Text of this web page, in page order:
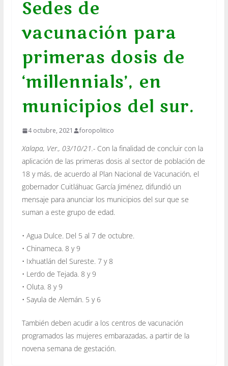
Sedes de
vacunación para
primeras dosis de
‘millennials’, en
municipios del sur.
4 octubre, 2021 foropolitico
Xalapa, Ver., 03/10/21.-Con la finalidad de concluir con la
aplicación de las primeras dosis al sector de población de
18 y más, de acuerdo al Plan Nacional de Vacunación, el
gobernador Cuitláhuac García Jiménez, difundió un
mensaje para anunciar los municipios del sur que se
suman a este grupo de edad.
• Agua Dulce. Del 5 al 7 de octubre.
• Chinameca. 8 y 9
• Ixhuatlán del Sureste. 7 y 8
• Lerdo de Tejada. 8 y 9
• Oluta. 8 y 9
• Sayula de Alemán. 5 y 6
También deben acudir a los centros de vacunación
programados las mujeres embarazadas, a partir de la
novena semana de gestación.